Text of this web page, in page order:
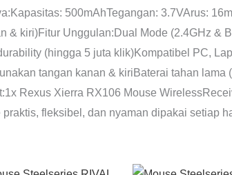
500mAhTegangan: 3.7VArus:
& kiri)Fitur Unggulan:Dual Mode (2.4GHz &
(hingga 5 juta klik)Kompatibel PC,
tangan kanan & kiriBaterai tahan lama
Rexus Xierra RX106 Mouse
fleksibel, dan nyaman dipakai setiap